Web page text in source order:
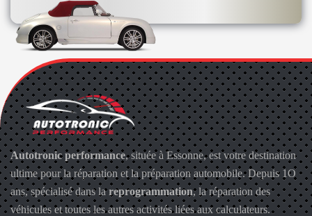
Autotronic performance, située à Essonne, est votre destination
ultime pour la réparation et la préparation automobile. Depuis 1O
ans, spécialisé dans lareprogrammation, la réparation des
véhicules et toutes les autres activités liées aux calculateurs.